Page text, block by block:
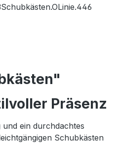
Präsenz
ein durchdachtes
Schubkästen